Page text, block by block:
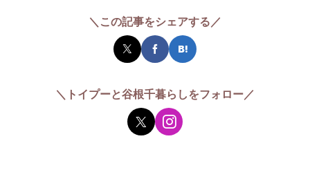
＼この記事をシェアする／
＼トイプーと谷根千暮らしをフォロー／